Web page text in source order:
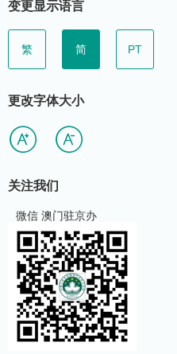
变更显示语言
繁 简 PT
更改字体大小
关注我们
微信 澳门驻京办